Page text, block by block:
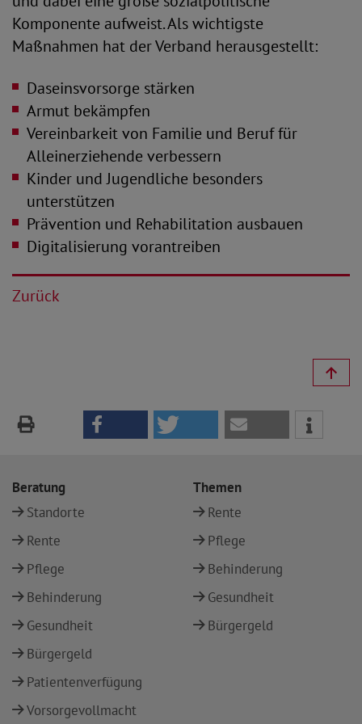
Komponente aufweist. Als wichtigste
Maßnahmen hat der Verband herausgestellt:
Daseinsvorsorge stärken
Armut bekämpfen
Vereinbarkeit von Familie und Beruf für
Alleinerziehende verbessern
Kinder und Jugendliche besonders
unterstützen
Prävention und Rehabilitation ausbauen
Digitalisierung vorantreiben
Zurück
Beratung
Standorte
Rente
Pflege
Behinderung
Gesundheit
Bürgergeld
Patientenverfügung
Vorsorgevollmacht
Themen
Rente
Pflege
Behinderung
Gesundheit
Bürgergeld